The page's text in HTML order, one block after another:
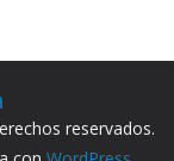
reservados.